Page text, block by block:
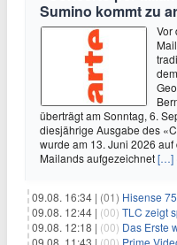
Sumino kommt zu
Vor
überträgt am Sonntag, 6.
diesjährige Ausgabe des
wurde am 13. Juni 2026
Mailands aufgezeichnet[…]
09.08. 16:34 | (01) Hisense
09.08. 12:44 | (00) TLC zeigt
09.08. 12:18 | (00) Das Erste
09.08. 11:43 | (00) Prime